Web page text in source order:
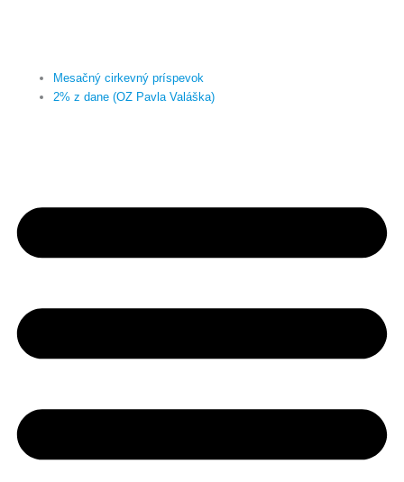
Mesačný cirkevný príspevok
2% z dane (OZ Pavla Valáška)